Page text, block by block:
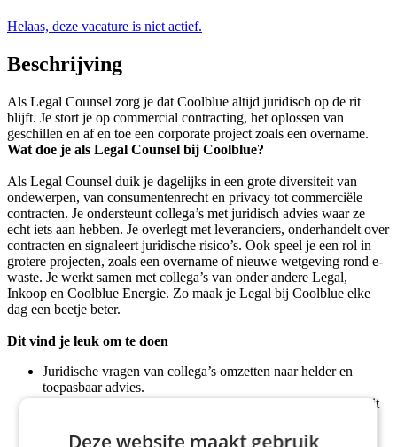
Helaas, deze vacature is niet actief.
Beschrijving
Als Legal Counsel zorg je dat Coolblue altijd juridisch op de rit
blijft. Je stort je op commercial contracting, het oplossen van
geschillen en af en toe een corporate project zoals een overname.
Wat doe je als Legal Counsel bij Coolblue?
Als Legal Counsel duik je dagelijks in een grote diversiteit van
ondewerpen, van consumentenrecht en privacy tot commerciële
contracten. Je ondersteunt collega’s met juridisch advies waar ze
echt iets aan hebben. Je overlegt met leveranciers, onderhandelt over
contracten en signaleert juridische risico’s. Ook speel je een rol in
grotere projecten, zoals een overname of nieuwe wetgeving rond e-
waste. Je werkt samen met collega’s van onder andere Legal,
Inkoop en Coolblue Energie. Zo maak je Legal bij Coolblue elke
dag een beetje beter.
Dit vind je leuk om te doen
Juridische vragen van collega’s omzetten naar helder en
toepasbaar advies.
Nieuwe onderwerpen uitpluizen waar je tot nu toe nog nooit
Specialist zijn op het stukje commercial contracting voor
Deze website maakt gebruik